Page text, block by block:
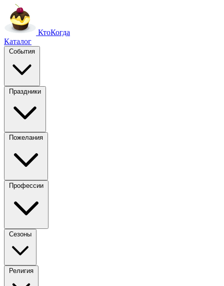
КтоКогда
Каталог
События
Праздники
Пожелания
Профессии
Сезоны
Религия